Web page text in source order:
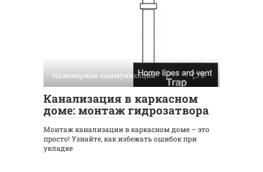
Инженерные коммуникации 0
Канализация в каркасном
доме: монтаж гидрозатвора
Монтаж канализации в каркасном доме – это
просто! Узнайте, как избежать ошибок при
укладке